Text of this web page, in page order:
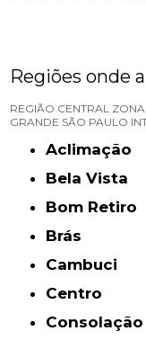
Regiões onde
REGIÃO CENTRAL ZONA
GRANDE SÃO PAULO
Aclimação
Bela Vista
Bom Retiro
Brás
Cambuci
Centro
Consolação